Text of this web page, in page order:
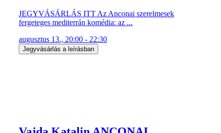
JEGYVÁSÁRLÁS ITT Az Anconai szerelmesek
fergeteges mediterrán komédia: az ...
augusztus 13., 20:00 - 22:30
Jegyvásárlás a leírásban